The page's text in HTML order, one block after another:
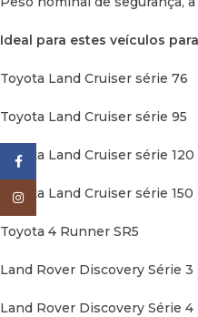
Ideal para estes veículos
Toyota Land Cruiser série 76
Toyota Land Cruiser série 95
Toyota Land Cruiser série 120
Toyota Land Cruiser série 150
Toyota 4 Runner SR5
Land Rover Discovery Série 3
Land Rover Discovery Série 4
Facebook
Instagram